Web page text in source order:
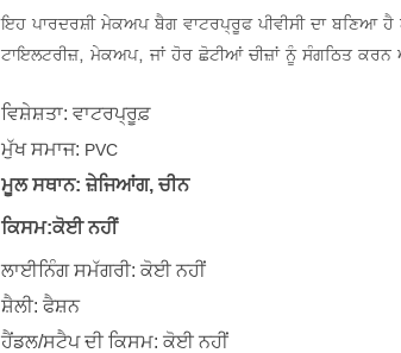
ਇਹ ਪਾਰਦਰਸ਼ੀ ਮੇਕਅਪ ਬੈਗ ਵਾਟਰਪ੍ਰੂਫ ਪੀਵੀਸੀ ਦਾ ਬਣਿਆ
ਟਾਇਲਟਰੀਜ਼, ਮੇਕਅਪ, ਜਾਂ ਹੋਰ ਛੋਟੀਆਂ ਚੀਜ਼ਾਂ ਨੂੰ ਸੰਗਠਿਤ
ਵਿਸ਼ੇਸ਼ਤਾ: ਵਾਟਰਪ੍ਰੂਫ਼
ਮੁੱਖ ਸਮਾਜ: PVC
ਮੂਲ ਸਥਾਨ: ਜ਼ੇਜਿਆਂਗ, ਚੀਨ
ਕਿਸਮ:ਕੋਈ ਨਹੀਂ
ਲਾਈਨਿੰਗ ਸਮੱਗਰੀ: ਕੋਈ ਨਹੀਂ
ਸ਼ੈਲੀ: ਫੈਸ਼ਨ
ਹੈਂਡਲ/ਸਟੈਪ ਦੀ ਕਿਸਮ: ਕੋਈ ਨਹੀਂ